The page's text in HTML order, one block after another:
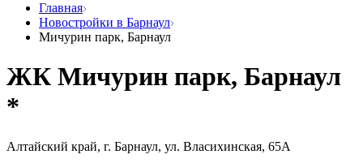
Главная
Новостройки в Барнаул
Мичурин парк, Барнаул
ЖК Мичурин парк, Барнаул
*
Алтайский край, г. Барнаул, ул. Власихинская, 65А